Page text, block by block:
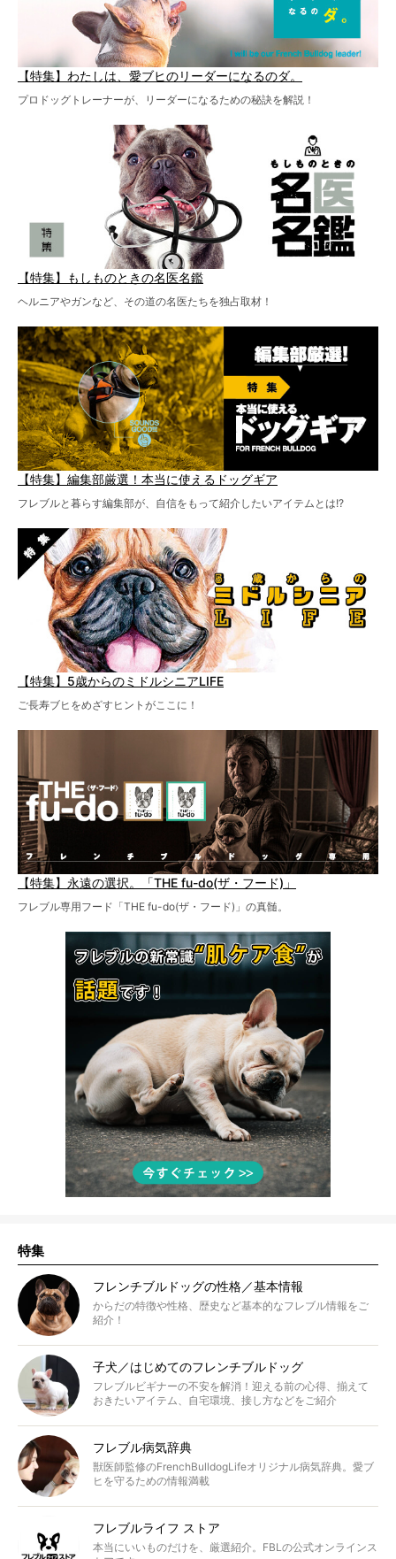
【特集】わたしは、愛ブヒのリーダーになるのダ。
プロドッグトレーナーが、リーダーになるための秘訣を解説！
【特集】もしものときの名医名鑑
ヘルニアやガンなど、その道の名医たちを独占取材！
【特集】編集部厳選！本当に使えるドッグギア
フレブルと暮らす編集部が、自信をもって紹介したいアイテムとは!?
【特集】5歳からのミドルシニアLIFE
ご長寿ブヒをめざすヒントがここに！
【特集】永遠の選択。「THE fu-do(ザ・フード)」
フレブル専用フード「THE fu-do(ザ・フード)」の真髄。
特集
フレンチブルドッグの性格／基本情報
からだの特徴や性格、歴史など基本的なフレブル情報をご
紹介！
子犬／はじめてのフレンチブルドッグ
フレブルビギナーの不安を解消！迎える前の心得、揃えて
おきたいアイテム、自宅環境、接し方などをご紹介
フレブル病気辞典
獣医師監修のFrenchBulldogLifeオリジナル病気辞典。愛ブ
ヒを守るための情報満載
フレブルライフ ストア
本当にいいものだけを、厳選紹介。FBLの公式オンラインス